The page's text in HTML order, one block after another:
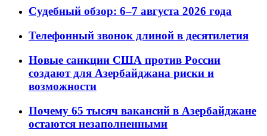
Судебный обзор: 6–7 августа 2026 года
Телефонный звонок длиной в десятилетия
Новые санкции США против России
создают для Азербайджана риски и
возможности
Почему 65 тысяч вакансий в Азербайджане
остаются незаполненными